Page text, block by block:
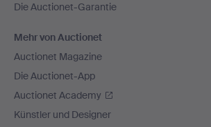
Die Auctionet-Garantie
Mehr von Auctionet
Auctionet Magazine
Die Auctionet-App
Auctionet Academy
Künstler und Designer